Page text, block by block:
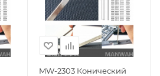
MW-2303 Конический